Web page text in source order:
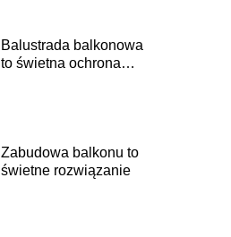
Balustrada balkonowa
to świetna ochrona
Zabudowa balkonu to
świetne rozwiązanie